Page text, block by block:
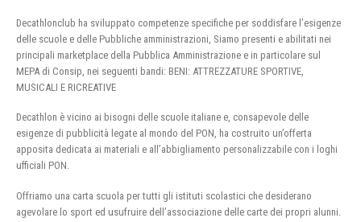
Decathlonclub ha sviluppato competenze specifiche per soddisfare l’esigenze
delle scuole e delle Pubbliche amministrazioni, Siamo presenti e abilitati nei
principali marketplace della Pubblica Amministrazione e in particolare sul
MEPA di Consip, nei seguenti bandi: BENI: ATTREZZATURE SPORTIVE,
MUSICALI E RICREATIVE
Decathlon è vicino ai bisogni delle scuole italiane e, consapevole delle
esigenze di pubblicità legate al mondo del PON, ha costruito un’offerta
apposita dedicata ai materiali e all’abbigliamento personalizzabile con i loghi
ufficiali PON.
Offriamo una carta scuola per tutti gli istituti scolastici che desiderano
agevolare lo sport ed usufruire dell’associazione delle carte dei propri alunni.